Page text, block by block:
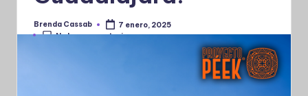
Publicado
por
Brenda Cassab
7 enero, 2025
No hay comentarios